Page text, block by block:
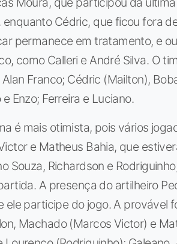
Cédric, que ficou fora
permanece em tratamento, e
como Calleri e André Silva. O
Franco; Cédric (Mailton),
Enzo; Ferreira e Luciano.
é mais otimista, pois vários
e Matheus Bahia, que
Souza, Richardson e
A presença do artilheiro
ele participe do jogo. A provável
Machado (Marcos Victor) e